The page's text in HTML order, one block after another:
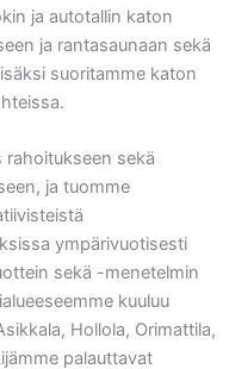
ja autotallin katon
ja rantasaunaan sekä
suoritamme katon
sekä
ja tuomme
ympärivuotisesti
sekä -menetelmin
kuuluu
Hollola, Orimattila,
palauttavat